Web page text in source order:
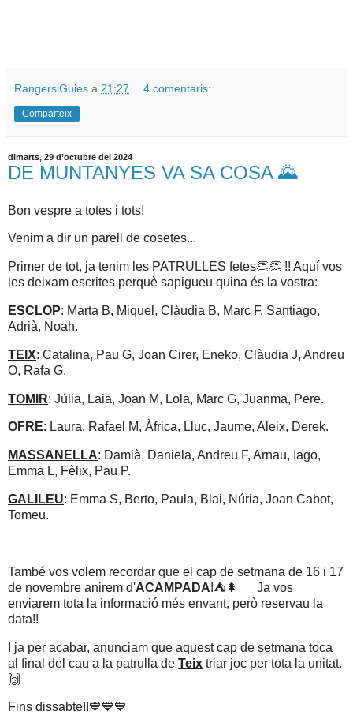
RangersiGuies a 21:27 4 comentaris:
Comparteix
dimarts, 29 d’octubre del 2024
DE MUNTANYES VA SA COSA 🌄
Bon vespre a totes i tots!
Venim a dir un parell de cosetes...
Primer de tot, ja tenim les PATRULLES fetes👏👏 !! Aquí vos
les deixam escrites perquè sapigueu quina és la vostra:
ESCLOP: Marta B, Miquel, Clàudia B, Marc F, Santiago,
Adrià, Noah.
TEIX: Catalina, Pau G, Joan Cirer, Eneko, Clàudia J, Andreu
O, Rafa G.
TOMIR: Júlia, Laia, Joan M, Lola, Marc G, Juanma, Pere.
OFRE: Laura, Rafael M, Àfrica, Lluc, Jaume, Aleix, Derek.
MASSANELLA: Damià, Daniela, Andreu F, Arnau, Iago,
Emma L, Fèlix, Pau P.
GALILEU: Emma S, Berto, Paula, Blai, Núria, Joan Cabot,
Tomeu.
També vos volem recordar que el cap de setmana de 16 i 17
de novembre anirem d'ACAMPADA!⛺🌲 Ja vos
enviarem tota la informació més envant, però reservau la
data!!
I ja per acabar, anunciam que aquest cap de setmana toca
al final del cau a la patrulla de Teix triar joc per tota la unitat.
🙌
Fins dissabte!!💙💙💙